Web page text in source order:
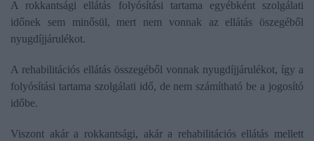
A rokkantsági ellátás folyósítási tartama egyébként szolgálati
időnek sem minősül, mert nem vonnak az ellátás öszegéből
nyugdíjjárulékot.
A rehabilitációs ellátás összegéből vonnak nyugdíjjárulékot, így a
folyósítási tartama szolgálati idő, de nem számítható be a jogosító
időbe.
Viszont akár a rokkantsági, akár a rehabilitációs ellátás mellett